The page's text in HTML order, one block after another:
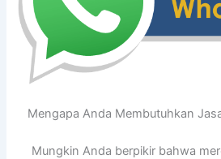
Mengapa Anda Membutuhkan
Mungkin Anda berpikir bahwa